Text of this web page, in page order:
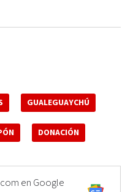
GUALEGUAYCHÚ
DONACIÓN
en Google